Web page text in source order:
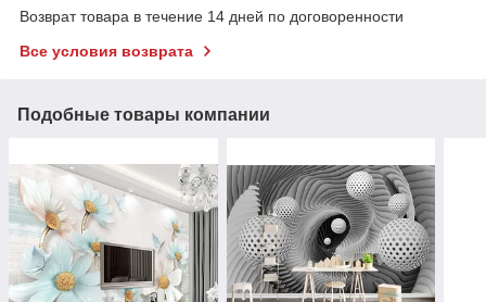
Возврат товара в течение 14 дней по договоренности
Все условия возврата
Подобные товары компании